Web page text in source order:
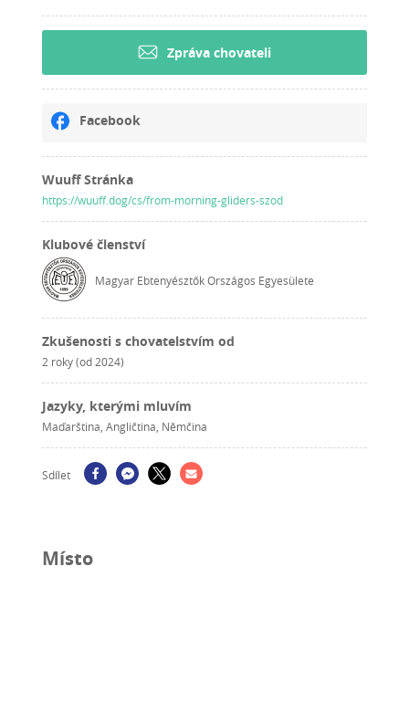
Zpráva chovateli
Facebook
Wuuff Stránka
https://wuuff.dog/cs/from-morning-gliders-szod
Klubové členství
Magyar Ebtenyésztők Országos Egyesülete
Zkušenosti s chovatelstvím od
2 roky (od 2024)
Jazyky, kterými mluvím
Maďarština, Angličtina, Němčina
Sdílet
Místo